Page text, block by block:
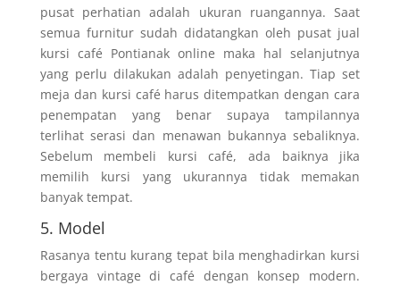
pusat perhatian adalah ukuran ruangannya. Saat
semua furnitur sudah didatangkan oleh pusat jual
kursi café Pontianak online maka hal selanjutnya
yang perlu dilakukan adalah penyetingan. Tiap set
meja dan kursi café harus ditempatkan dengan cara
penempatan yang benar supaya tampilannya
terlihat serasi dan menawan bukannya sebaliknya.
Sebelum membeli kursi café, ada baiknya jika
memilih kursi yang ukurannya tidak memakan
banyak tempat.
5. Model
Rasanya tentu kurang tepat bila menghadirkan kursi
bergaya vintage di café dengan konsep modern.